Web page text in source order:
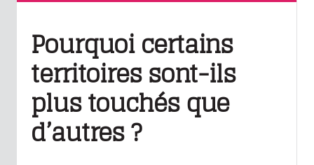
Pourquoi certains
territoires sont-ils
plus touchés que
d’autres ?